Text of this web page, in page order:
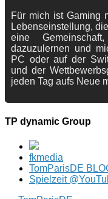
Für mich ist Gaming
Lebenseinstellung,
eine
dazuzulernen und
PC oder auf der
und der
jeden Tag aufs Neue
TP dynamic Group
fkmedia
TomParisDE
Spielzeit